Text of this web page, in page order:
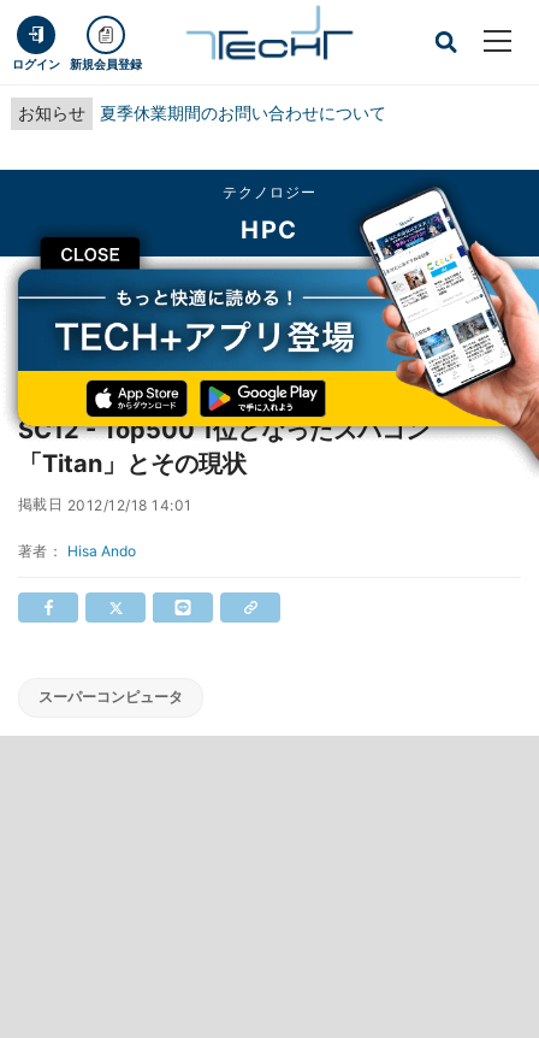
ログイン 新規会員登録
お知らせ 夏季休業期間のお問い合わせについて
CLOSE
テクノロジー
HPC
TECH+ テクノロジー
HPC
SC12 - Top500 1位となったスパコン「Titan」とその現状
SC12 - Top500 1位となったスパコン
「Titan」とその現状
掲載日 2012/12/18 14:01
著者： Hisa Ando
スーパーコンピュータ